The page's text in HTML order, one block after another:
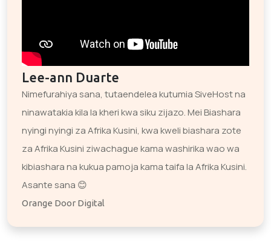
Lee-ann Duarte
Nimefurahiya sana, tutaendelea kutumia SiveHost na
ninawatakia kila la kheri kwa siku zijazo. Mei Biashara
nyingi nyingi za Afrika Kusini, kwa kweli biashara zote
za Afrika Kusini ziwachague kama washirika wao wa
kibiashara na kukua pamoja kama taifa la Afrika Kusini.
Asante sana 😊
Orange Door Digital